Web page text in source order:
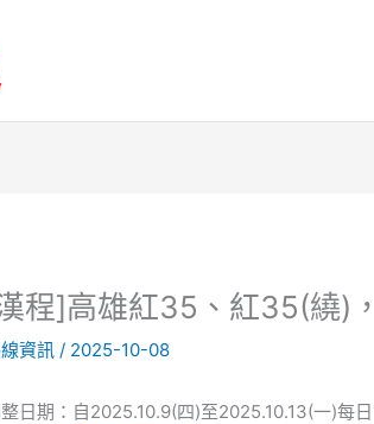
程]高雄紅35、紅35(繞)
資訊 / 2025-10-08
日期：自2025.10.9(四)至2025.10.13(一)每